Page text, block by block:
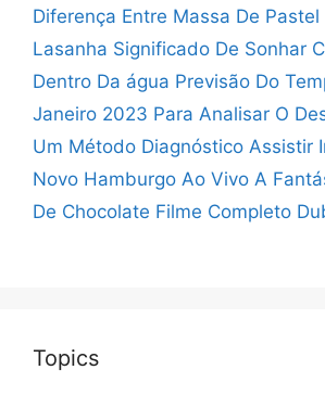
Diferença Entre Massa De Pastel
Lasanha Significado De Sonhar
Dentro Da água Previsão Do
Janeiro 2023 Para Analisar O
Um Método Diagnóstico Assistir
Novo Hamburgo Ao Vivo A
De Chocolate Filme Completo
Topics